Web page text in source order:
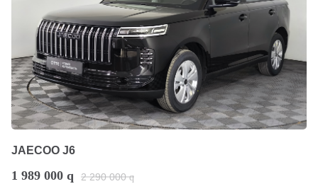
JAECOO J6
1 989 000 q 2 290 000 q